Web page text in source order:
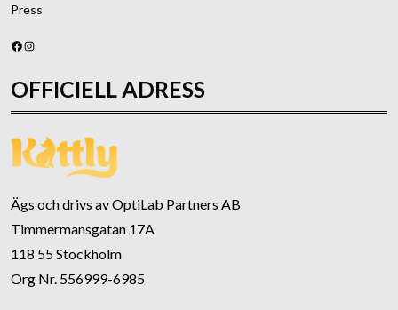
Press
Facebook
Instagram
OFFICIELL ADRESS
Ägs och drivs av OptiLab Partners AB
Timmermansgatan 17A
118 55 Stockholm
Org Nr. 556999-6985